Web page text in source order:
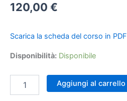
120,00 €
Scarica la scheda del corso in PDF
Disponibilità: Disponibile
Tecniche
Aggiungi al carrello